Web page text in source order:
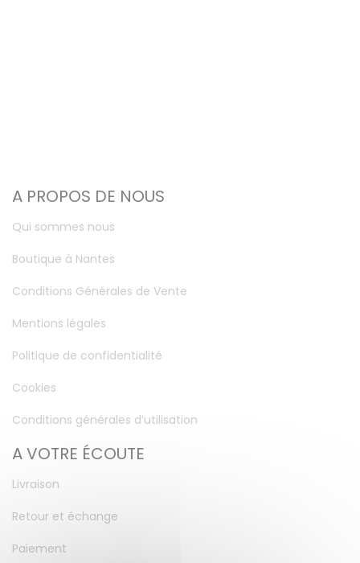
A PROPOS DE NOUS
Qui sommes nous
Boutique à Nantes
Conditions Générales de Vente
Mentions légales
Politique de confidentialité
Cookies
Conditions générales d’utilisation
A VOTRE ÉCOUTE
Livraison
Retour et échange
Paiement